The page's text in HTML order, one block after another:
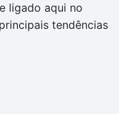
ligado aqui no
tendências